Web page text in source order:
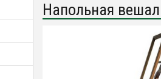
Напольная